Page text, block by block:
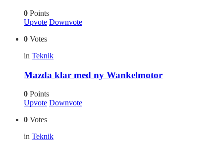
0 Points
Upvote Downvote
0 Votes
in Teknik
Mazda klar med ny Wankelmotor
0 Points
Upvote Downvote
0 Votes
in Teknik